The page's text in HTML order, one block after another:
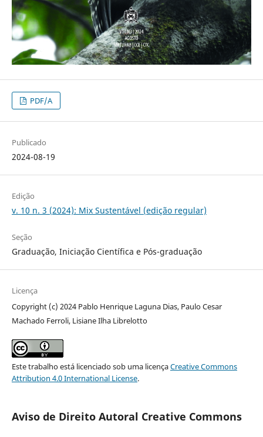
PDF/A
Publicado
2024-08-19
Edição
v. 10 n. 3 (2024): Mix Sustentável (edição regular)
Seção
Graduação, Iniciação Científica e Pós-graduação
Licença
Copyright (c) 2024 Pablo Henrique Laguna Dias, Paulo Cesar
Machado Ferroli, Lisiane Ilha Librelotto
Este trabalho está licenciado sob uma licençaCreative Commons
Attribution 4.0 International License.
Aviso de Direito Autoral Creative Commons